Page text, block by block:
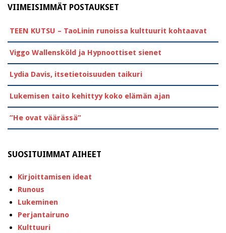
VIIMEISIMMÄT POSTAUKSET
TEEN KUTSU – TaoLinin runoissa kulttuurit kohtaavat
Viggo Wallensköld ja Hypnoottiset sienet
Lydia Davis, itsetietoisuuden taikuri
Lukemisen taito kehittyy koko elämän ajan
”He ovat väärässä”
SUOSITUIMMAT AIHEET
Kirjoittamisen ideat
Runous
Lukeminen
Perjantairuno
Kulttuuri